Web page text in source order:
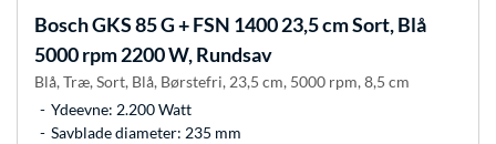
BoschGKS 85 G + FSN 1400 23,5 cm Sort, Blå
5000 rpm 2200 W, Rundsav
Blå, Træ, Sort, Blå, Børstefri, 23,5 cm, 5000 rpm, 8,5 cm
Ydeevne: 2.200 Watt
Savblade diameter: 235 mm